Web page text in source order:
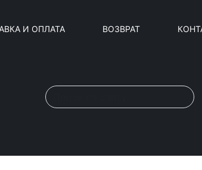
И ОПЛАТА ВОЗВРАТ